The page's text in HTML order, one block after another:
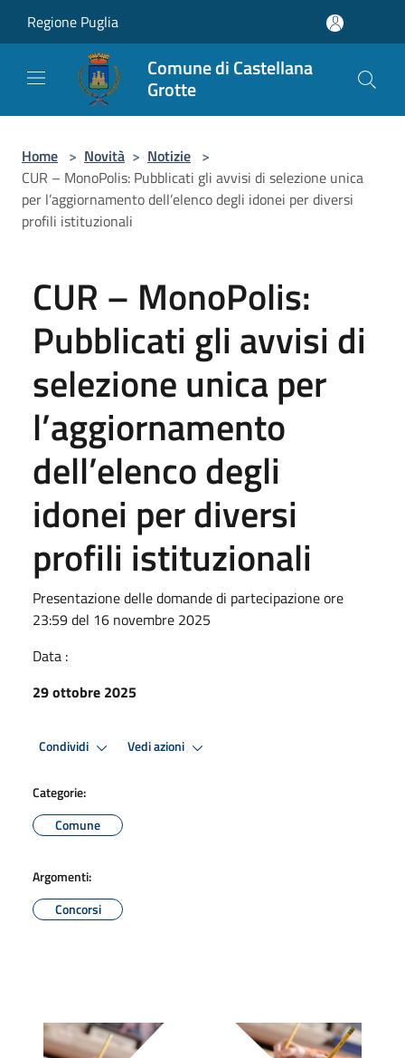
Regione Puglia
Comune di Castellana
Grotte
Home > Novità > Notizie >
CUR – MonoPolis: Pubblicati gli avvisi di selezione unica
per l’aggiornamento dell’elenco degli idonei per diversi
profili istituzionali
CUR – MonoPolis:
Pubblicati gli avvisi di
selezione unica per
l’aggiornamento
dell’elenco degli
idonei per diversi
profili istituzionali
Presentazione delle domande di partecipazione ore
23:59 del 16 novembre 2025
Data :
29 ottobre 2025
Condividi Vedi azioni
Categorie:
Comune
Argomenti:
Concorsi